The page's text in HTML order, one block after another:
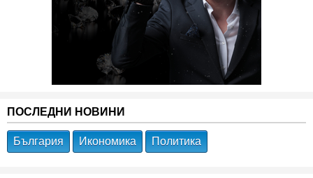
ПОСЛЕДНИ НОВИНИ
България Икономика Политика